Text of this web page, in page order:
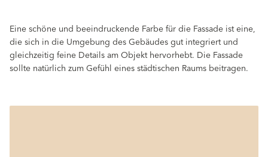
Eine schöne und beeindruckende Farbe für die Fassade ist eine,
die sich in die Umgebung des Gebäudes gut integriert und
gleichzeitig feine Details am Objekt hervorhebt. Die Fassade
sollte natürlich zum Gefühl eines städtischen Raums beitragen.